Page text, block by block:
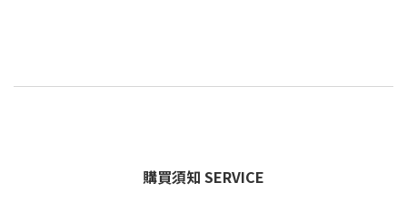
購買須知 SERVICE